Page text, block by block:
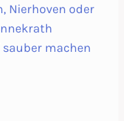
Nierhoven oder
machen